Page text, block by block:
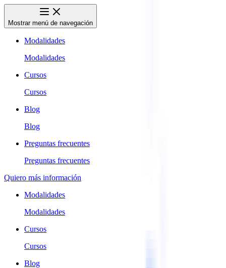
Mostrar menú de navegación
Modalidades
Modalidades
Cursos
Cursos
Blog
Blog
Preguntas frecuentes
Preguntas frecuentes
Quiero más información
Modalidades
Modalidades
Cursos
Cursos
Blog